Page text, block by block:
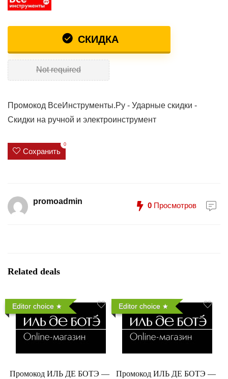
СКИДКА
Not required
Промокод ВсеИнструменты.Ру - Ударные скидки -
Скидки на ручной и электроинструмент
Сохранить
0
promoadmin 0 Просмотров
Related deals
Editor choice
Промокод ИЛЬ ДЕ БОТЭ —
Editor choice
Промокод ИЛЬ ДЕ БОТЭ —